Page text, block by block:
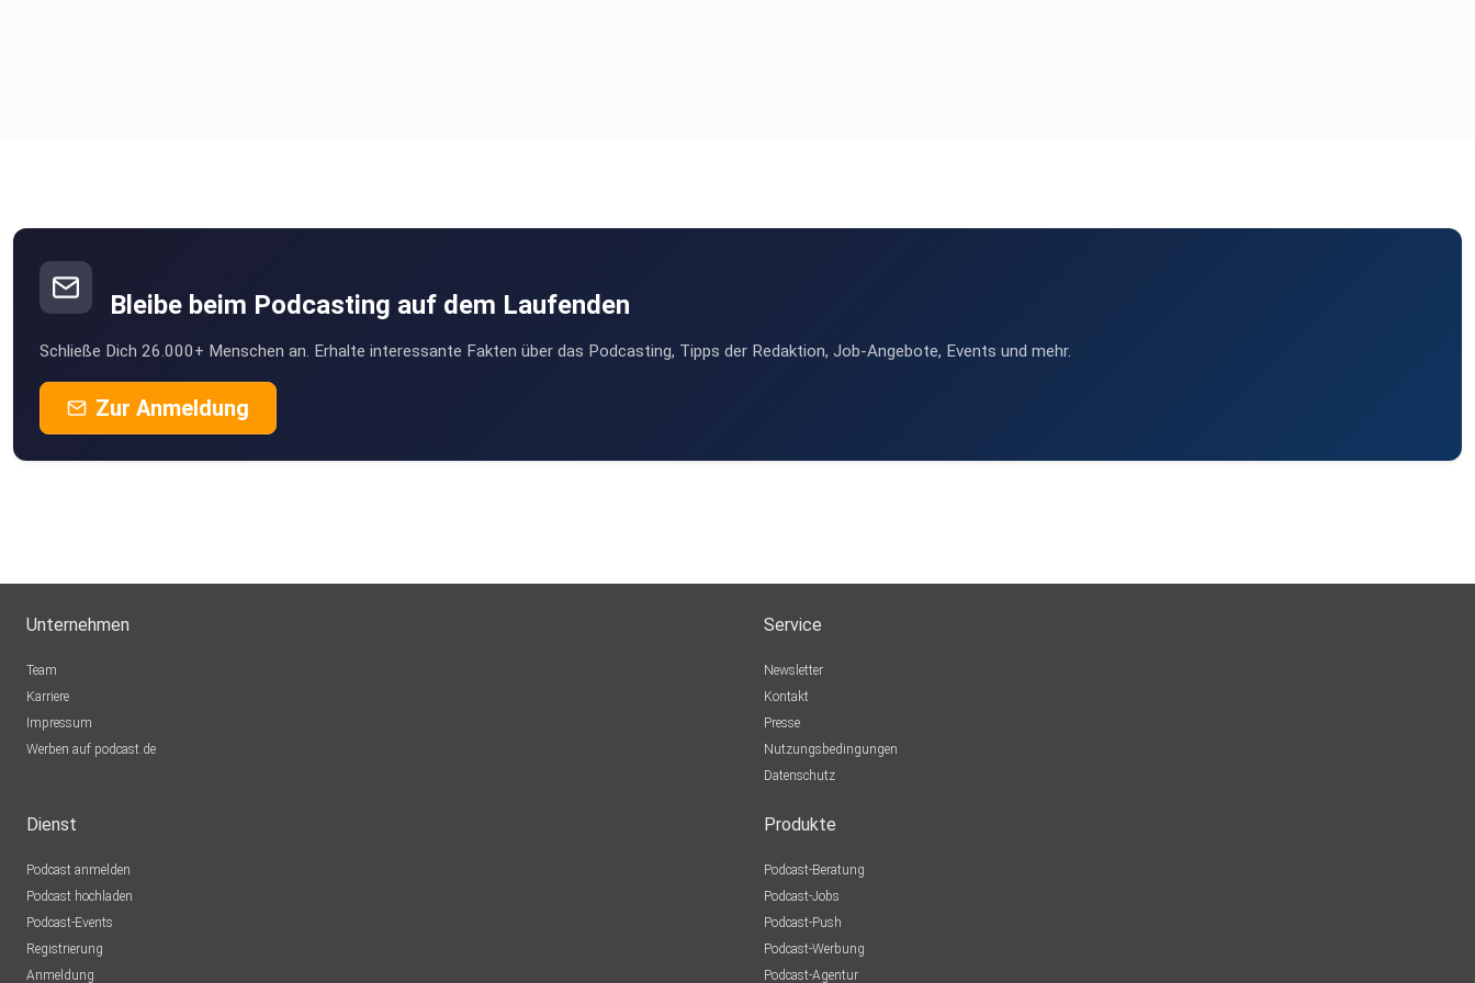
Bleibe beim Podcasting auf dem Laufenden
Schließe Dich 26.000+ Menschen an. Erhalte interessante Fakten über das Podcasting, Tipps der Redaktion, Job-Angebote, Events und mehr.
Zur Anmeldung
Unternehmen
Team
Karriere
Impressum
Werben auf podcast.de
Service
Newsletter
Kontakt
Presse
Nutzungsbedingungen
Datenschutz
Dienst
Podcast anmelden
Podcast hochladen
Podcast-Events
Registrierung
Anmeldung
Produkte
Podcast-Beratung
Podcast-Jobs
Podcast-Push
Podcast-Werbung
Podcast-Agentur